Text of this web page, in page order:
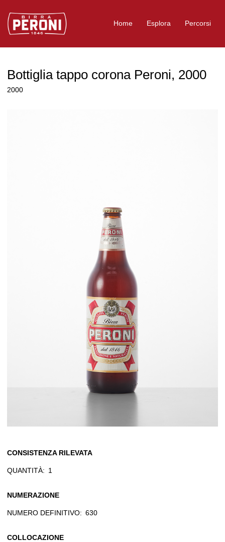
Logo Birra Peroni
Home Esplora Percorsi
Bottiglia tappo corona Peroni, 2000
2000
CONSISTENZA RILEVATA
QUANTITÀ: 1
NUMERAZIONE
NUMERO DEFINITIVO: 630
COLLOCAZIONE